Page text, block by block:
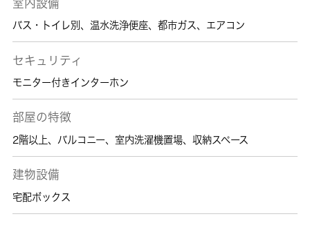
室内設備
バス・トイレ別 、 温水洗浄便座、 都市ガス、 エアコン
セキュリティ
モニター付きインターホン
部屋の特徴
2階以上、 バルコニー、 室内洗濯機置場、 収納スペース
建物設備
宅配ボックス